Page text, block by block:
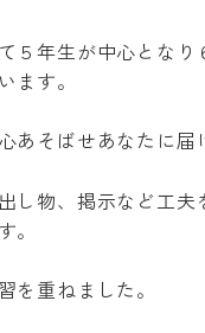
５年生が中心となり
ます。
あそばせあなたに届
し物、掲示など工夫
。
を重ねました。